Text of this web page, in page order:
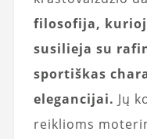
filosofija,
susilieja su
sportiškas
elegancijai. Jų
reiklioms